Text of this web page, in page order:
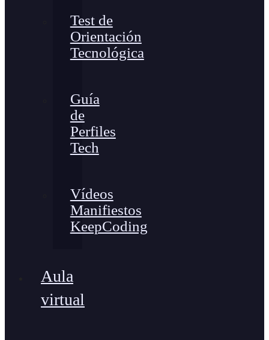
Test de
Orientación
Tecnológica
Guía
de
Perfiles
Tech
Vídeos
Manifiestos
KeepCoding
Aula
virtual